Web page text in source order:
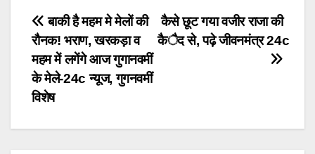
Post
navigation
कैसे छूट गया वजीर राजा की
कैद से, पढ़े जीवनमंत्र 24c
बाकी है महम मे मेलों की
रौनक! भराण, खरकड़ा व
महम में लगेंगे आज गुगानवमीं
के मेले-24c न्यूज, गुगनवमीं
विशेष